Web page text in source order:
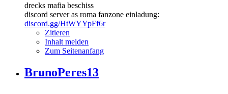
drecks mafia beschiss
discord server as roma fanzone einladung:
discord.gg/HtWYYpFf6r
Zitieren
Inhalt melden
Zum Seitenanfang
BrunoPeres13